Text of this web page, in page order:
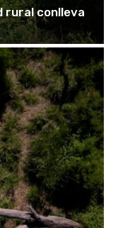
rural conlleva